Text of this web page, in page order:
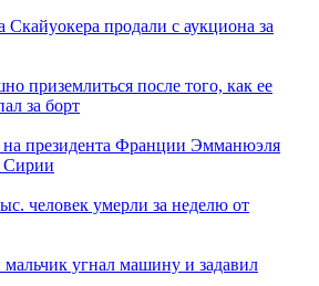
продали с аукциона за
приземлиться после того, как ее
за борт
президента Франции Эмманюэля
Сирии
человек умерли за неделю от
угнал машину и задавил